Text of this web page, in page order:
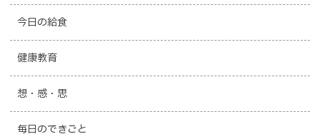
今日の給食
健康教育
想・感・思
毎日のできごと